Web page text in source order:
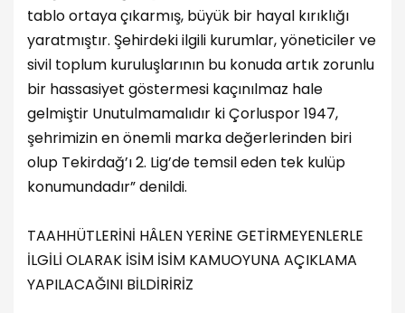
tablo ortaya çıkarmış, büyük bir hayal kırıklığı
yaratmıştır. Şehirdeki ilgili kurumlar, yöneticiler ve
sivil toplum kuruluşlarının bu konuda artık zorunlu
bir hassasiyet göstermesi kaçınılmaz hale
gelmiştir Unutulmamalıdır ki Çorluspor 1947,
şehrimizin en önemli marka değerlerinden biri
olup Tekirdağ’ı 2. Lig’de temsil eden tek kulüp
konumundadır” denildi.
TAAHHÜTLERİNİ HÂLEN YERİNE GETİRMEYENLERLE
İLGİLİ OLARAK İSİM İSİM KAMUOYUNA AÇIKLAMA
YAPILACAĞINI BİLDİRİRİZ